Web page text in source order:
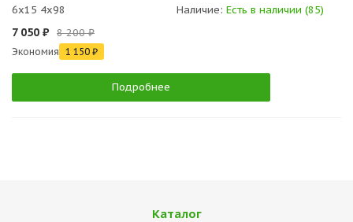
6x15 4x98 Наличие: Есть в наличии (85)
7 050 ₽ 8 200 ₽
Экономия 1 150 ₽
Подробнее
Каталог